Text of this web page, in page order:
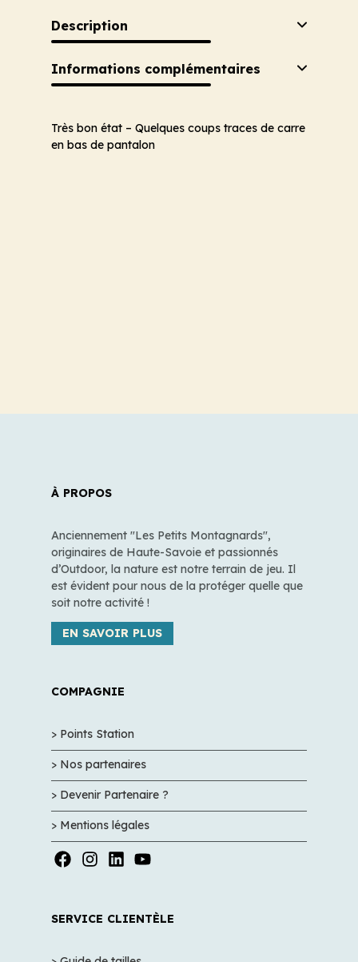
Description
Informations complémentaires
Très bon état – Quelques coups traces de carre
en bas de pantalon
À PROPOS
Anciennement "Les Petits Montagnards",
originaires de Haute-Savoie et passionnés
d’Outdoor, la nature est notre terrain de jeu. Il
est évident pour nous de la protéger quelle que
soit notre activité !
EN SAVOIR PLUS
COMPAGNIE
> Points Station
> Nos partenaires
> Devenir Partenaire ?
> Mentions légales
SERVICE CLIENTÈLE